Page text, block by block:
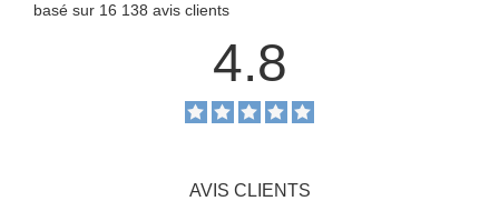
basé sur 16 138 avis clients
4.8
AVIS CLIENTS